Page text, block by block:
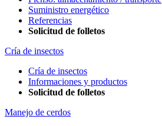
Suministro energético
Referencias
Solicitud de folletos
Cría de insectos
Cría de insectos
Informaciones y productos
Solicitud de folletos
Manejo de cerdos